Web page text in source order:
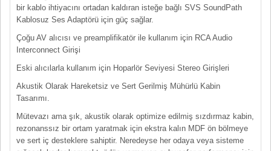
bir kablo ihtiyacını ortadan kaldıran isteğe bağlı SVS SoundPath
Kablosuz Ses Adaptörü için güç sağlar.
Çoğu AV alıcısı ve preamplifikatör ile kullanım için RCA Audio
Interconnect Girişi
Eski alıcılarla kullanım için Hoparlör Seviyesi Stereo Girişleri
Akustik Olarak Hareketsiz ve Sert Gerilmiş Mühürlü Kabin
Tasarımı.
Mütevazı ama şık, akustik olarak optimize edilmiş sızdırmaz kabin,
rezonanssız bir ortam yaratmak için ekstra kalın MDF ön bölmeye
ve sert iç desteklere sahiptir. Neredeyse her odaya veya sisteme